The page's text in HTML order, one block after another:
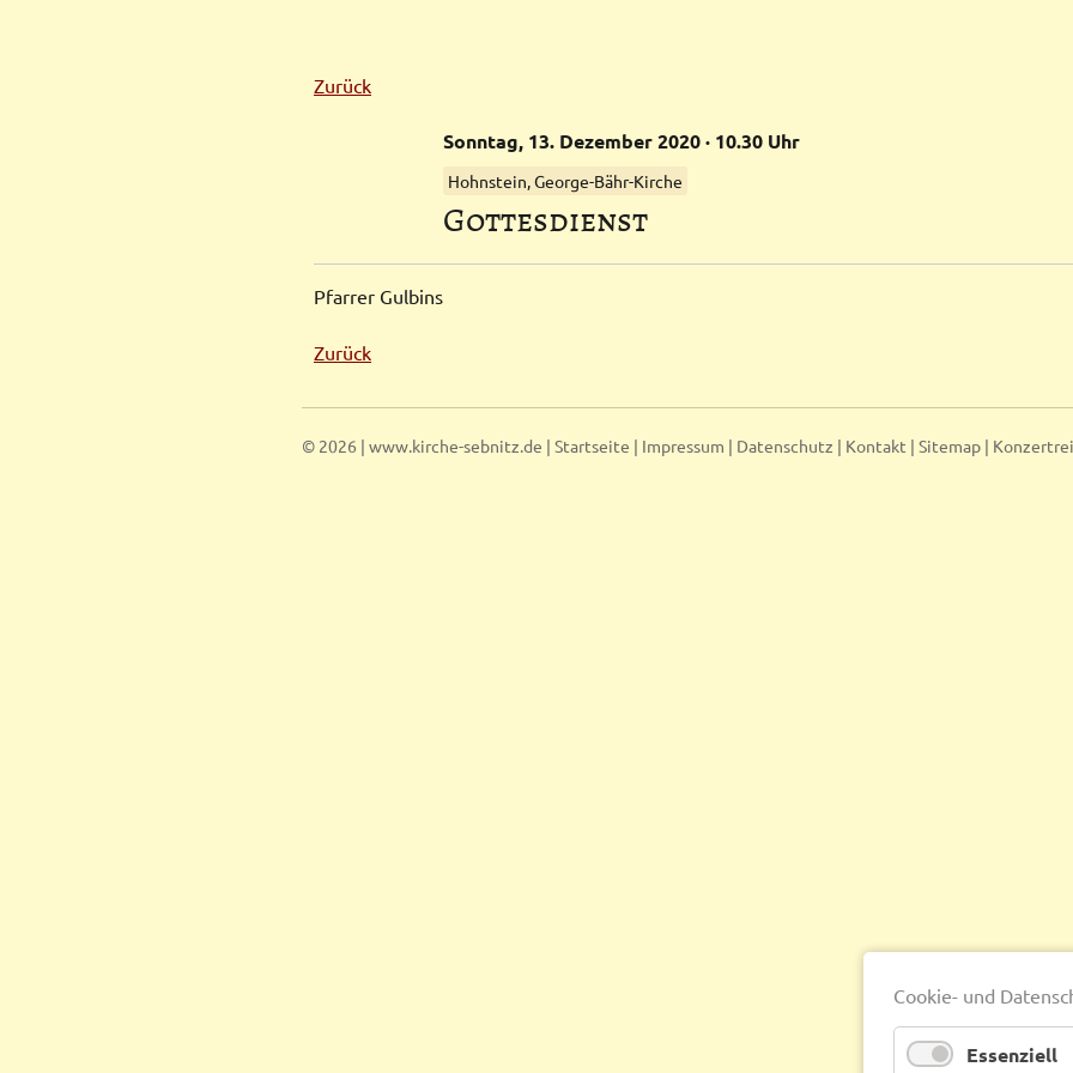
Zurück
Sonntag, 13. Dezember2020· 10.30 Uhr
Hohnstein, George-Bähr-Kirche
Gottesdienst
Pfarrer Gulbins
Zurück
© 2026 | www.kirche-sebnitz.de | Startseite | Impressum | Datenschutz | Kontakt | Sitemap |
Cookie- und
Essenziell